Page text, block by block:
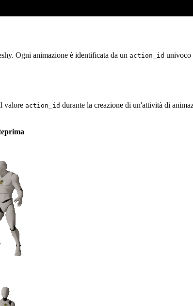
Ogni animazione è identificata da un action_id univoco
valore action_id durante la creazione di un'attività di